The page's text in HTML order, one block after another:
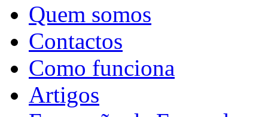
Quem somos
Contactos
Como funciona
Artigos